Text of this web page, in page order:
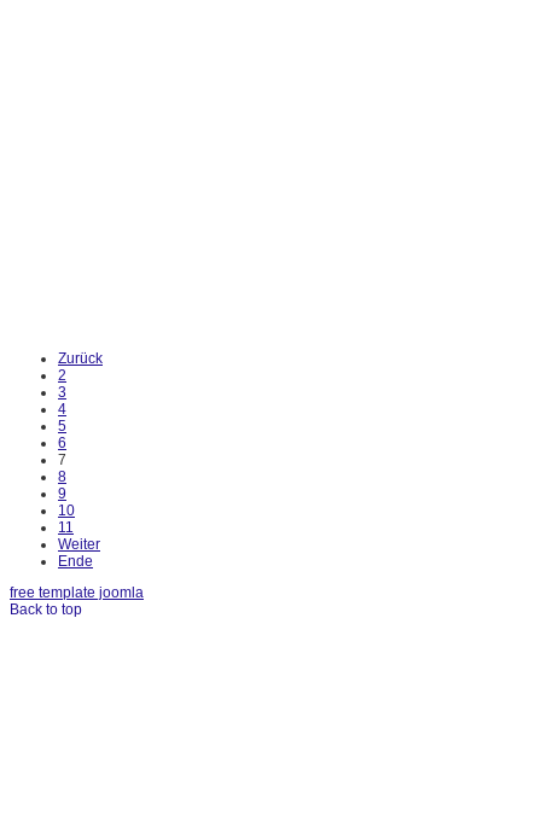
Zurück
2
3
4
5
6
7
8
9
10
11
Weiter
Ende
free template joomla
Back to top